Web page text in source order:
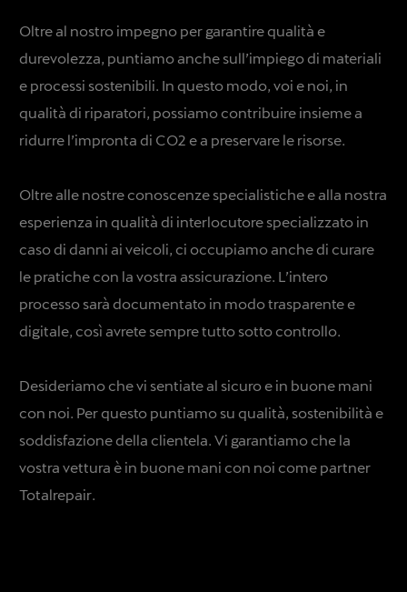
Oltre al nostro impegno per garantire qualità e
durevolezza, puntiamo anche sull’impiego di materiali
e processi sostenibili. In questo modo, voi e noi, in
qualità di riparatori, possiamo contribuire insieme a
ridurre l’impronta di CO2 e a preservare le risorse.
Oltre alle nostre conoscenze specialistiche e alla nostra
esperienza in qualità di interlocutore specializzato in
caso di danni ai veicoli, ci occupiamo anche di curare
le pratiche con la vostra assicurazione. L’intero
processo sarà documentato in modo trasparente e
digitale, così avrete sempre tutto sotto controllo.
Desideriamo che vi sentiate al sicuro e in buone mani
con noi. Per questo puntiamo su qualità, sostenibilità e
soddisfazione della clientela. Vi garantiamo che la
vostra vettura è in buone mani con noi come partner
Totalrepair.